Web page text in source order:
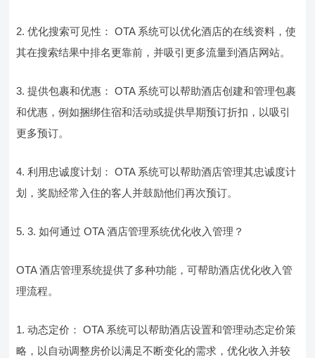
2. 优化搜索可见性： OTA 系统可以优化酒店的在线资料，使
其在搜索结果中排名更靠前，并吸引更多流量到酒店网站。
3. 提供包裹和优惠： OTA 系统可以帮助酒店创建和管理包裹
和优惠，例如捆绑住宿和活动或提供早期预订折扣，以吸引
更多预订。
4. 利用忠诚度计划： OTA 系统可以帮助酒店管理其忠诚度计
划，奖励经常入住的客人并鼓励他们再次预订。
5. 3. 如何通过 OTA 酒店管理系统优化收入管理？
OTA 酒店管理系统提供了多种功能，可帮助酒店优化收入管
理流程。
1. 动态定价： OTA 系统可以帮助酒店设置和管理动态定价策
略，以自动调整房价以满足不断变化的需求，优化收入并较